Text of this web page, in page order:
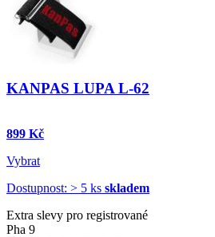
KANPAS LUPA L-62
899 Kč
Vybrat
Dostupnost: > 5 ks skladem
Extra slevy pro registrované
Pha 9